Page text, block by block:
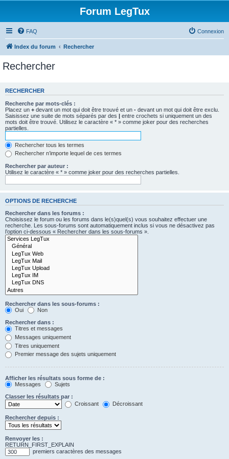
Forum LegTux
FAQ Connexion
Index du forum Rechercher
Rechercher
RECHERCHER
Recherche par mots-clés :
Placez un + devant un mot qui doit être trouvé et un - devant un mot qui doit être exclu.
Saisissez une suite de mots séparés par des | entre crochets si uniquement un des
mots doit être trouvé. Utilisez le caractère « * » comme joker pour des recherches
partielles.
Rechercher tous les termes
Rechercher n’importe lequel de ces termes
Rechercher par auteur :
Utilisez le caractère « * » comme joker pour des recherches partielles.
OPTIONS DE RECHERCHE
Rechercher dans les forums :
Choisissez le forum ou les forums dans le(s)quel(s) vous souhaitez effectuer une
recherche. Les sous-forums sont automatiquement inclus si vous ne désactivez pas
l’option ci-dessous « Rechercher dans les sous-forums ».
Rechercher dans les sous-forums :
Oui
Non
Rechercher dans :
Titres et messages
Messages uniquement
Titres uniquement
Premier message des sujets uniquement
Afficher les résultats sous forme de :
Messages
Sujets
Classer les résultats par :
Croissant
Décroissant
Rechercher depuis :
Renvoyer les :
RETURN_FIRST_EXPLAIN
premiers caractères des messages